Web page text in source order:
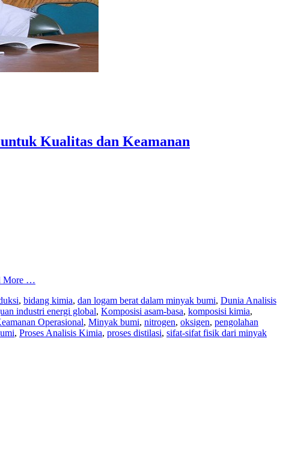
Kualitas dan Keamanan
More …
, bidang kimia, dan logam berat dalam minyak bumi, Dunia Analisis
industri energi global, Komposisi asam-basa, komposisi kimia,
Operasional, Minyak bumi, nitrogen, oksigen, pengolahan
, Proses Analisis Kimia, proses distilasi, sifat-sifat fisik dari minyak